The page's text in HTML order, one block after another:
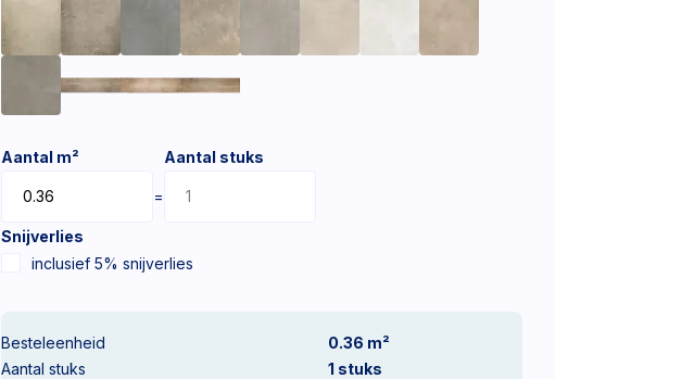
Aantal m²
=
Aantal stuks
Snijverlies
inclusief 5% snijverlies
Besteleenheid
0.36 m²
Aantal stuks
1 stuks